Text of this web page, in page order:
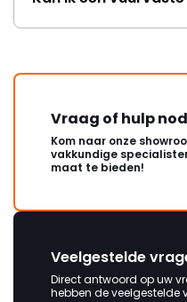
Vraag of hulp
Kom naar onze
vakkundige
maat te bieden!
Veelgestelde
Direct antwoord op uw
hebben de veelgestelde